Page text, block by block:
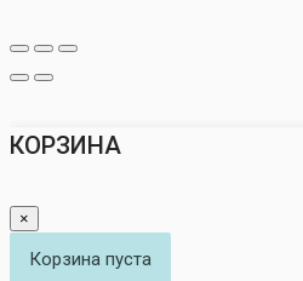
КОРЗИНА
×
Корзина пуста